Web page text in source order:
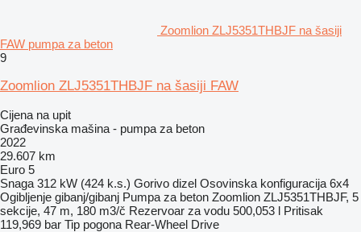
Zoomlion ZLJ5351THBJF na šasiji
FAW pumpa za beton
9
Zoomlion ZLJ5351THBJF na šasiji FAW
Cijena na upit
Građevinska mašina - pumpa za beton
2022
29.607 km
Euro 5
Snaga 312 kW (424 k.s.) Gorivo dizel Osovinska konfiguracija 6x4
Ogibljenje gibanj/gibanj Pumpa za beton Zoomlion ZLJ5351THBJF, 5
sekcije, 47 m, 180 m3/č Rezervoar za vodu 500,053 l Pritisak
119,969 bar Tip pogona Rear-Wheel Drive